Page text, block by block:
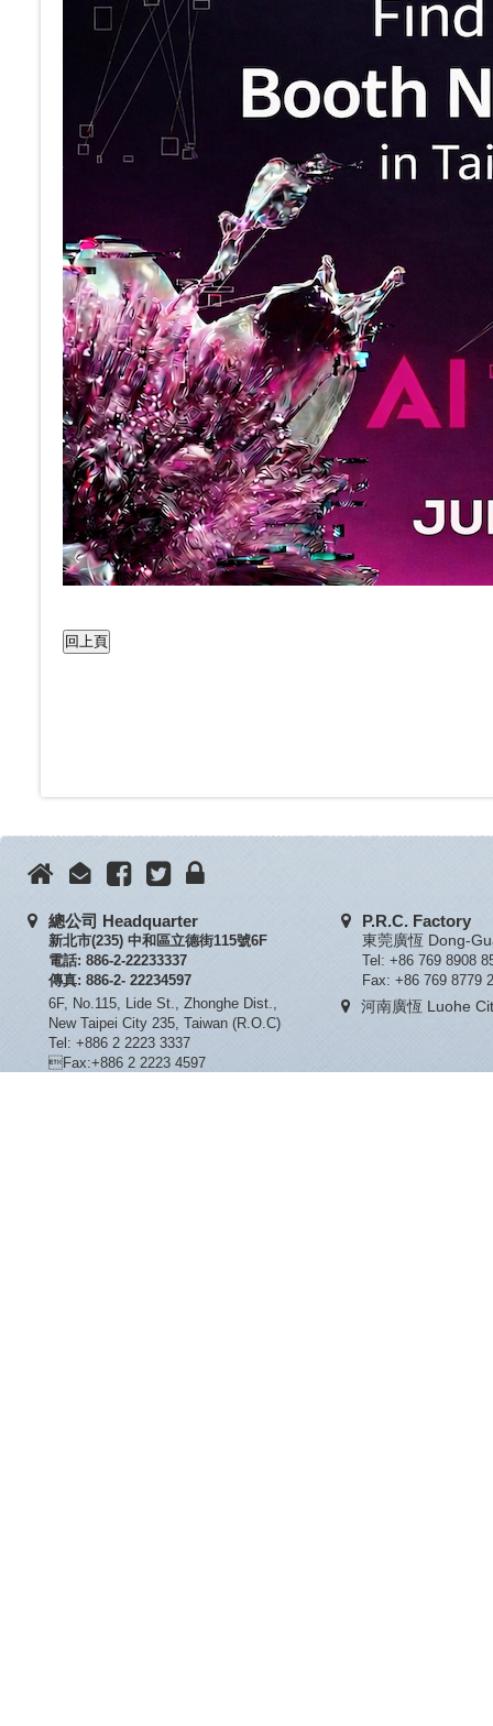
總公司 Headquarter
新北市(235) 中和區立德街115號6F
電話: 886-2-22233337
傳真: 886-2- 22234597
6F, No.115, Lide St., Zhonghe Dist.,
New Taipei City 235, Taiwan (R.O.C)
Tel: +886 2 2223 3337
Fax:+886 2 2223 4597
P.R.C. Factory
東莞廣恆 Dong-
Tel: +86 769 8908
Fax: +86 769 8779
河南廣恆 Luohe